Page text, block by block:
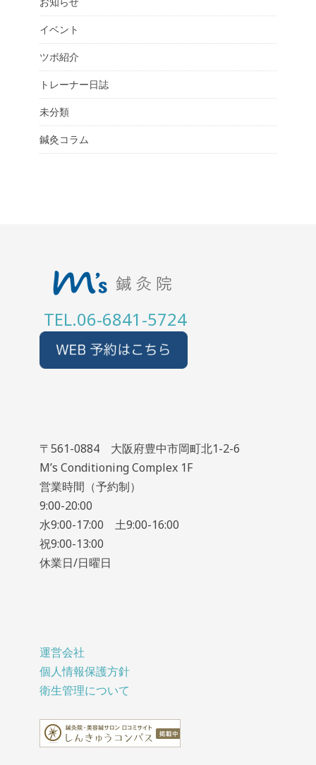
イベント
ツボ紹介
トレーナー日誌
未分類
鍼灸コラム
TEL.06-6841-5724
〒561-0884 大阪府豊中市岡町北1-2-6
M’s Conditioning Complex 1F
営業時間（予約制）
9:00-20:00
水9:00-17:00 土9:00-16:00
祝9:00-13:00
休業日/日曜日
運営会社
個人情報保護方針
衛生管理について